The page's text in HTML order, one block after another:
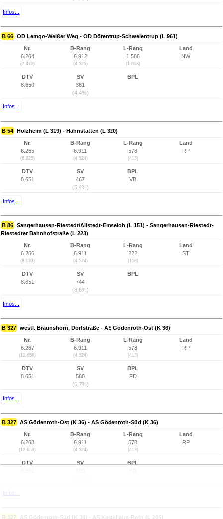
Infos...
B 66 OD Lemgo-Weißer Weg - OD Dörentrup-Schwelentrup (L 961)
Nr.
6.264
(7.470)
B-Rang
6.912
(4.525)
L-Rang
1.586
(1.003)
Land
NW
DTV
8.650
SV
381
(4,4%)
BPL
Infos...
B 54 Holzheim (L 319) - Hahnstätten (L 320)
Nr.
6.265
(6.825)
B-Rang
6.911
(4.524)
L-Rang
578
(413)
Land
RP
DTV
8.651
SV
467
(5,4%)
BPL
VB
Infos...
B 86 Sangerhausen-Riestedt/Allstedt-Emseloh (L 151) - Sangerhausen-Riestedt-
Riestedter Bahnhofstraße (L 223)
Nr.
6.266
(8.133)
B-Rang
6.911
(4.524)
L-Rang
222
(158)
Land
ST
DTV
8.651
SV
744
(8,6%)
BPL
Infos...
B 327 westl. Braunshorn, Dorfstraße - AS Gödenroth-Ost (K 36)
Nr.
6.267
(12.658)
B-Rang
6.911
(4.524)
L-Rang
578
(413)
Land
RP
DTV
8.651
SV
580
(6,7%)
BPL
FD
Infos...
B 327 AS Gödenroth-Ost (K 36) - AS Gödenroth-Süd (K 36)
Nr.
6.268
(12.659)
B-Rang
6.911
(4.524)
L-Rang
578
(413)
Land
RP
DTV
SV
BPL
Infos...
B 327 AS Gödenroth-Süd (K 36) - AS Kastellaun-Roth (L 205)